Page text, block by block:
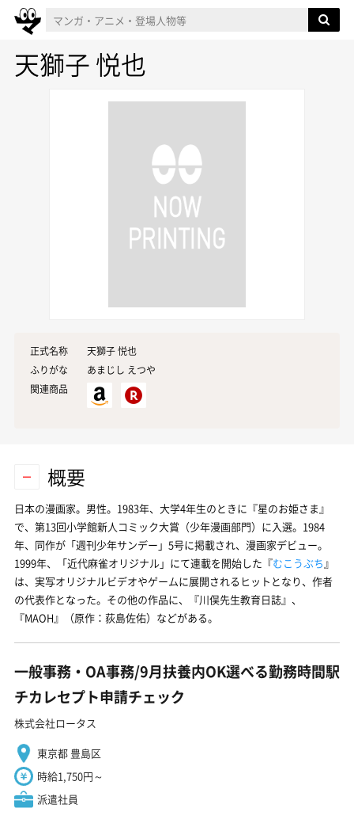
天獅子 悦也
正式名称
天獅子 悦也
ふりがな
あまじし えつや
関連商品
概要
日本の漫画家。男性。1983年、大学4年生のときに『星のお姫さま』
で、第13回小学館新人コミック大賞（少年漫画部門）に入選。1984
年、同作が「週刊少年サンデー」5号に掲載され、漫画家デビュー。
1999年、「近代麻雀オリジナル」にて連載を開始した『むこうぶち』
は、実写オリジナルビデオやゲームに展開されるヒットとなり、作者
の代表作となった。その他の作品に、『川俣先生教育日誌』、
『MAOH』（原作：荻島佐佑）などがある。
一般事務・OA事務/9月扶養内OK選べる勤務時間駅
チカレセプト申請チェック
株式会社ロータス
東京都 豊島区
時給1,750円～
派遣社員